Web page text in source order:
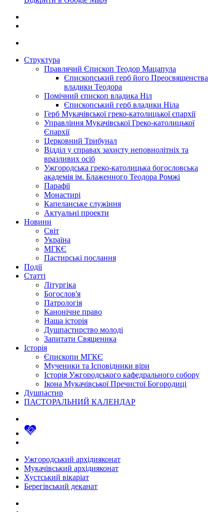
Структура
Правлячий Єпископ Теодор Мацапула
Єпископський герб його Преосвященства
владики Теодора
Помічний єпископ владика Ніл
Єпископський герб владики Ніла
Герб Мукачівської греко-католицької єпархії
Управління Мукачівської Греко-католицької
Єпархії
Церковний Трибунал
Відділ у справах захисту неповнолітніх та
вразливих осіб
Ужгородська греко-католицька богословська
академія ім. Блаженного Теодора Ромжі
Парафії
Монастирі
Капеланське служіння
Актуальні проекти
Новини
Світ
Україна
МГКЄ
Пастирські послання
Події
Статті
Літургіка
Богослов'я
Патрологія
Канонічне право
Наша історія
Душпастирство молоді
Запитати Священика
Історія
Єпископи МГКЄ
Мученики та Ісповідники віри
Історія Ужгородського кафедрального собору
Ікона Мукачівської Пречистої Богородиці
Душпастир
ПАСТОРАЛЬНИЙ КАЛЕНДАР
Ужгородський архідияконат
Мукачівський архідияконат
Хустський вікаріат
Берегівський деканат